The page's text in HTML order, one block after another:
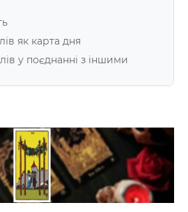
як карта дня
у поєднанні з іншими
Четвірка Жезлів весілля?
карта у відповіді «так або
перевернута Четвірка